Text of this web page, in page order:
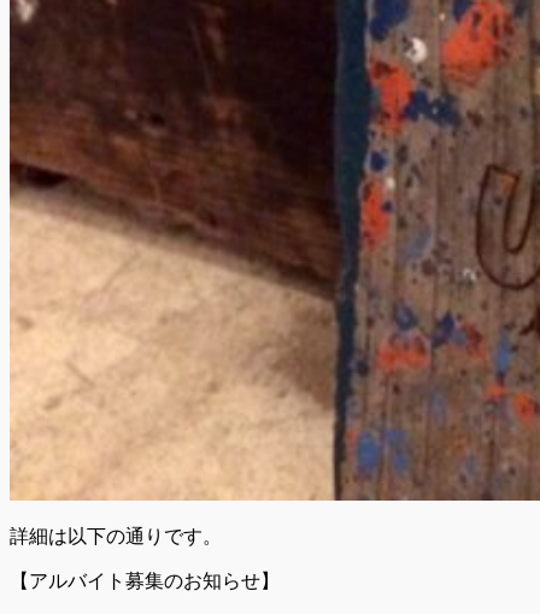
詳細は以下の通りです。
【アルバイト募集のお知らせ】